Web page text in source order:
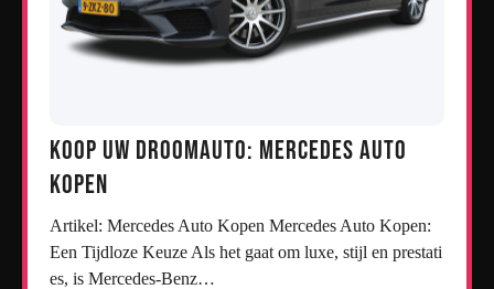
Koop uw droomauto: Mercedes auto
kopen
Artikel: Mercedes Auto Kopen Mercedes Auto Kopen:
Een Tijdloze Keuze Als het gaat om luxe, stijl en prestati
es, is Mercedes-Benz…